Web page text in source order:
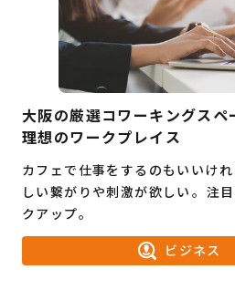
大阪の厳選コワーキングス
理想のワークプレイス
カフェで仕事をするのもいいけ
しい繋がりや刺激が欲しい――。
クアップ。
ビジネス